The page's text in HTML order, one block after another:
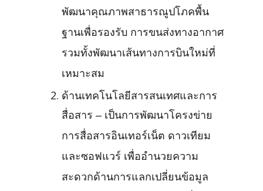
พัฒนาคุณภาพสาธารณูปโภคพื้น
ฐานเพื่อรองรับ การขนส่งทางอากาศ
รวมทั้งพัฒนาเส้นทางการบินใหม่ที่
เหมาะสม
ด้านเทคโนโลยีสารสนเทศและการ
สื่อสาร – เป็นการพัฒนาโครงข่าย
การสื่อสารอินเทอร์เน็ต ดาวเทียม
และซอฟแวร์ เพื่ออำนวยความ
สะดวกด้านการแลกเปลี่ยนข้อมูล